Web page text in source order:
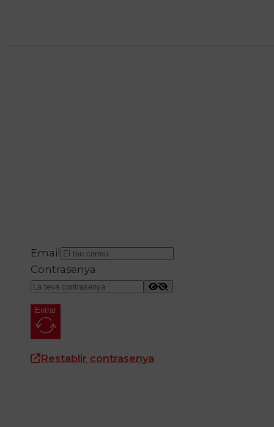
Email
Contrasenya
Entrar
Restablir contrasenya